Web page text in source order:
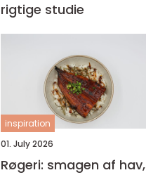
rigtige studie
inspiration
01. July 2026
Røgeri: smagen af hav,